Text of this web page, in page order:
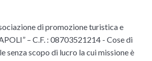
di promozione turistica e
– C.F. : 08703521214 - Cose di
senza scopo di lucro la cui missione è